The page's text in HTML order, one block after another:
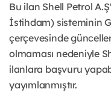
Bu ilan Shell Petrol
İstihdam) sisteminin
çerçevesinde
olmaması nedeniyle
ilanlara başvuru
yayımlanmıştır. ​